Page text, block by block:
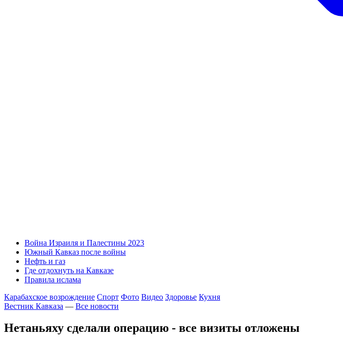
Война Израиля и Палестины 2023
Южный Кавказ после войны
Нефть и газ
Где отдохнуть на Кавказе
Правила ислама
Карабахское возрождение Спорт Фото Видео Здоровье Кухня
Вестник Кавказа — Все новости
Нетаньяху сделали операцию - все визиты отложены